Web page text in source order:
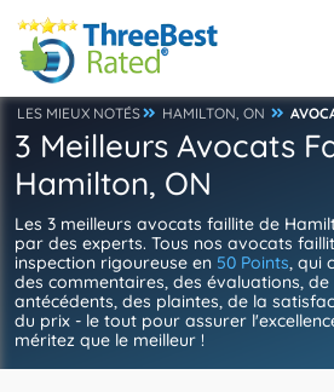
LES MIEUX NOTÉS HAMILTON, ON
3 Meilleurs Avocats
Hamilton, ON
Les 3 meilleurs avocats faillite de
par des experts. Tous nos avocats
inspection rigoureuse en 50 Points, qui
des commentaires, des évaluations,
antécédents, des plaintes, de la
du prix - le tout pour assurer
méritez que le meilleur !